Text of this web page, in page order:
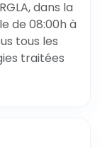
dans la
de 08:00h à
tous les
traitées